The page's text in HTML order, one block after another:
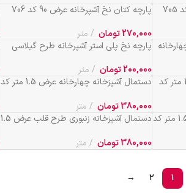
پارچه کتان نخ آشپرخانه عرض 90 کد 706
270,000تومان متر
پارچه نخ پلی استر آشپرخانه طرح گیلاسی
200,000تومان متر
دستمال آشپزخانه پرتقالی عرض 1.5 متر کد
دستمال آشپزخانه چهارخانه عرض 1.5 متر کد
380,000تومان متر
دستمال آشپزخانه چهارخانه عرض 1.5 متر کد
دستمال آشپزخانه زنبوری طرح قلب عرض 1.5
380,000تومان متر
۱ ۲ →